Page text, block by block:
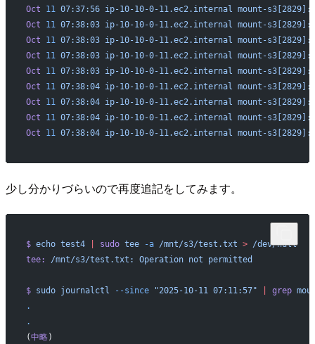
Oct 11 07:37:56 ip-10-10-0-11.ec2.internal mount-s3[2829]:
Oct 11 07:38:03 ip-10-10-0-11.ec2.internal mount-s3[2829]:
Oct 11 07:38:03 ip-10-10-0-11.ec2.internal mount-s3[2829]:
Oct 11 07:38:03 ip-10-10-0-11.ec2.internal mount-s3[2829]:
Oct 11 07:38:03 ip-10-10-0-11.ec2.internal mount-s3[2829]:
Oct 11 07:38:04 ip-10-10-0-11.ec2.internal mount-s3[2829]:
Oct 11 07:38:04 ip-10-10-0-11.ec2.internal mount-s3[2829]:
Oct 11 07:38:04 ip-10-10-0-11.ec2.internal mount-s3[2829]:
Oct 11 07:38:04 ip-10-10-0-11.ec2.internal mount-s3[2829]:
少し分かりづらいので再度追記をしてみます。
$ echo test4 | sudo tee -a /mnt/s3/test.txt > /dev/null
tee:
/mnt/s3/test.txt: Operation not permitted
$ sudo journalctl --since "2025-10-11 07:11:57" grep
.
.
(中略)